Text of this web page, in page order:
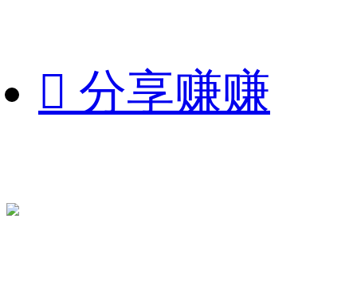
 分享赚赚